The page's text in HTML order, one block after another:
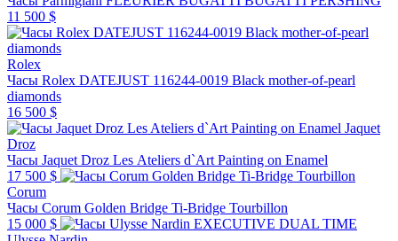
11 500 $
Rolex
Часы Rolex DATEJUST 116244-0019 Black mother-of-pearl
diamonds
16 500 $
Jaquet
Droz
Часы Jaquet Droz Les Ateliers d`Art Painting on Enamel
17 500 $
Corum
Часы Corum Golden Bridge Ti-Bridge Tourbillon
15 000 $